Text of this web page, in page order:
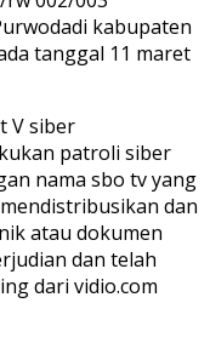
kabupaten
tanggal 11 maret
V siber
patroli siber
nama sbo tv yang
dan
atau dokumen
dan telah
dari vidio.com